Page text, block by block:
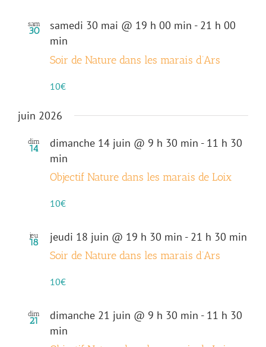
sam
30 samedi 30 mai @ 19 h 00 min - 21 h 00
min
Soir de Nature dans les marais d’Ars
10€
juin 2026
dim
14 dimanche 14 juin @ 9 h 30 min - 11 h 30
min
Objectif Nature dans les marais de Loix
10€
jeu
18 jeudi 18 juin @ 19 h 30 min - 21 h 30 min
Soir de Nature dans les marais d’Ars
10€
dim
21 dimanche 21 juin @ 9 h 30 min - 11 h 30
min